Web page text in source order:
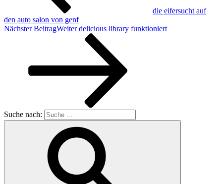
die eifersucht auf
den auto salon von genf
Nächster BeitragWeiter delicious library funktioniert
Suche nach: